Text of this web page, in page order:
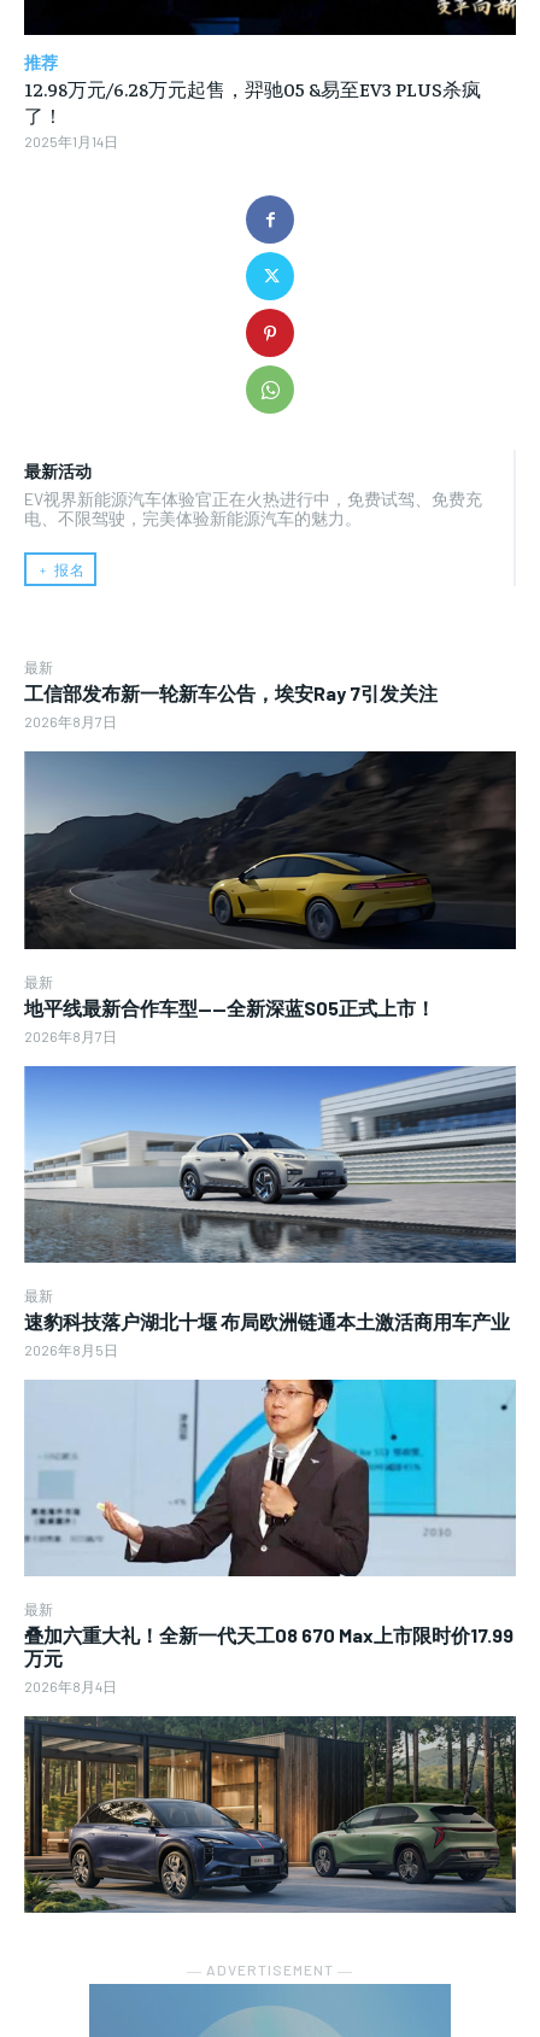
最新活动
EV视界新能源汽车体验官正在火热进行中，免费试驾、免费充
电、不限驾驶，完美体验新能源汽车的魅力。
﹢ 报名
最新
工信部发布新一轮新车公告，埃安Ray 7引发关注
2026年8月7日
最新
地平线最新合作车型——全新深蓝S05正式上市！
2026年8月7日
最新
速豹科技落户湖北十堰 布局欧洲链通本土激活商用车产业
2026年8月5日
最新
叠加六重大礼！全新一代天工08 670 Max上市限时价17.99
万元
2026年8月4日
― ADVERTISEMENT ―
推荐
12.98万元/6.28万元起售，羿驰05 &易至EV3 PLUS杀疯
了！
2025年1月14日